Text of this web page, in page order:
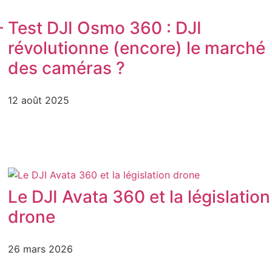
Test DJI Osmo 360 : DJI
révolutionne (encore) le marché
des caméras ?
12 août 2025
Le DJI Avata 360 et la législation
drone
26 mars 2026